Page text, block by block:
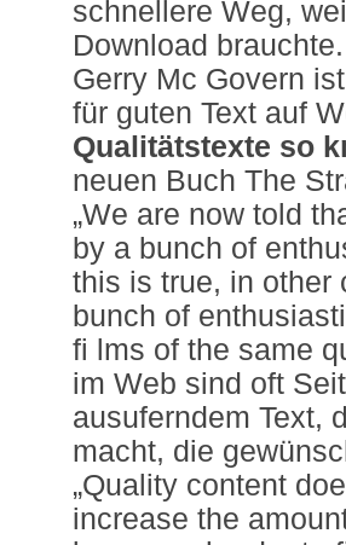
schnellere Weg,
Download brauchte.
Gerry Mc Govern
für guten Text auf
Qualitätstexte so
neuen Buch The
„We are now told
by a bunch of
this is true, in other
bunch of
fi lms of the same
im Web sind oft
ausuferndem Text,
macht, die
„Quality content
increase the